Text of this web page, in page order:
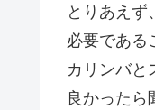
とりあえず
必要である
カリンバと
良かったら